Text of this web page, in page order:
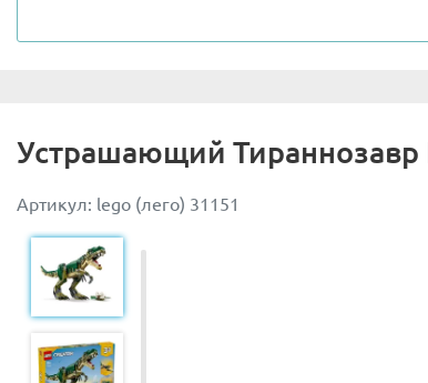
Набор Lego 76940 будет интересен девочкам и
в доисторическом мире и разыграть массу
Необычный и познавательный Lego Jurassic
ассортимент конструкторов Лего не только
Устрашающий Тираннозавр
Артикул: lego (лего) 31151